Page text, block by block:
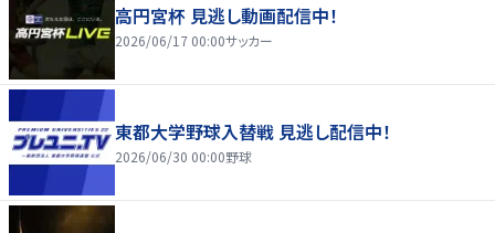
高円宮杯 見逃し動画配信中！
2026/06/17 00:00サッカー
東都大学野球入替戦 見逃し配信中！
2026/06/30 00:00野球